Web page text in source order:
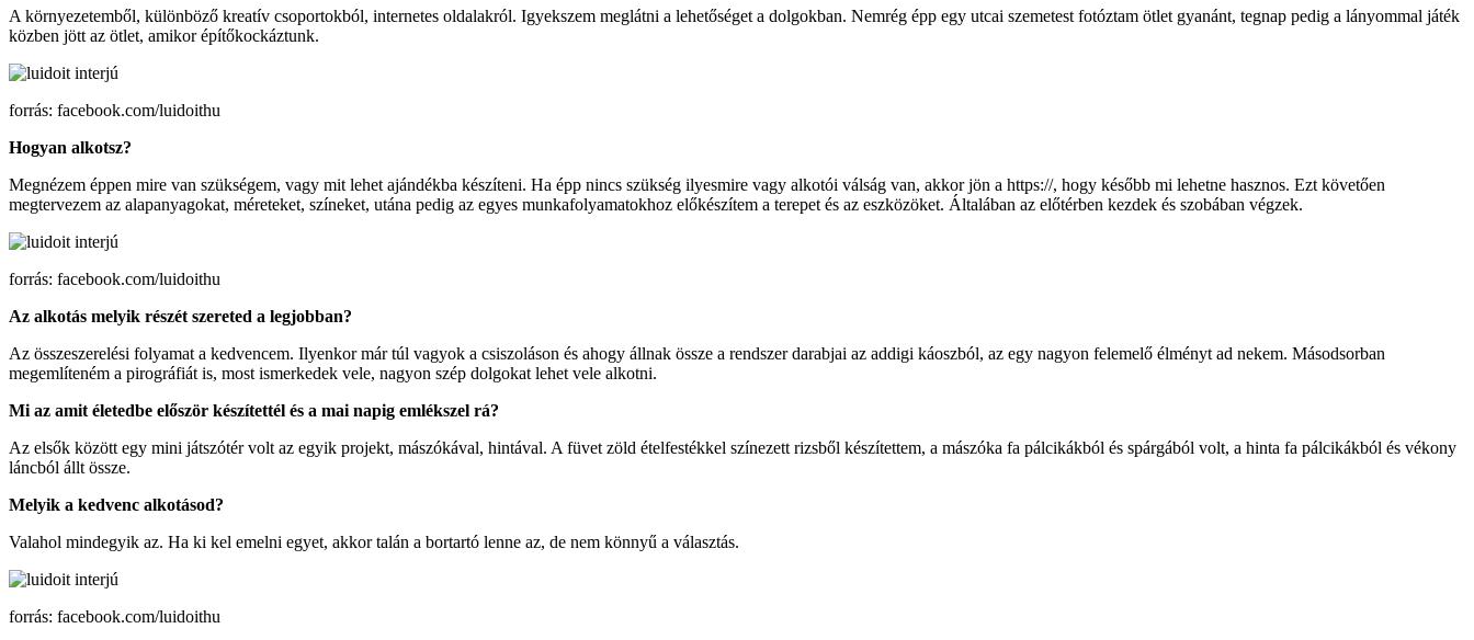
A környezetemből, különböző kreatív csoportokból, internetes oldalakról. Igyekszem meglátni a lehetőséget a dolgokban. Nemrég épp egy utcai szemetest fotóztam ötlet gyanánt, tegnap pedig a lányommal játék
közben jött az ötlet, amikor építőkockáztunk.
forrás: facebook.com/luidoithu
Hogyan alkotsz?
Megnézem éppen mire van szükségem, vagy mit lehet ajándékba készíteni. Ha épp nincs szükség ilyesmire vagy alkotói válság van, akkor jön a https://, hogy később mi lehetne hasznos. Ezt követően
megtervezem az alapanyagokat, méreteket, színeket, utána pedig az egyes munkafolyamatokhoz előkészítem a terepet és az eszközöket. Általában az előtérben kezdek és szobában végzek.
forrás: facebook.com/luidoithu
Az alkotás melyik részét szereted a legjobban?
Az összeszerelési folyamat a kedvencem. Ilyenkor már túl vagyok a csiszoláson és ahogy állnak össze a rendszer darabjai az addigi káoszból, az egy nagyon felemelő élményt ad nekem. Másodsorban
megemlíteném a pirográfiát is, most ismerkedek vele, nagyon szép dolgokat lehet vele alkotni.
Mi az amit életedbe először készítettél és a mai napig emlékszel rá?
Az elsők között egy mini játszótér volt az egyik projekt, mászókával, hintával. A füvet zöld ételfestékkel színezett rizsből készítettem, a mászóka fa pálcikákból és spárgából volt, a hinta fa pálcikákból és vékony
láncból állt össze.
Melyik a kedvenc alkotásod?
Valahol mindegyik az. Ha ki kel emelni egyet, akkor talán a bortartó lenne az, de nem könnyű a választás.
forrás: facebook.com/luidoithu